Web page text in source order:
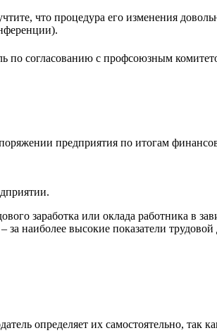
что процедура его изменения
по согласованию с профсоюзным
предприятия по итогам
заработка или оклада работника в
наиболее высокие показатели трудовой
определяет их самостоятельно, так